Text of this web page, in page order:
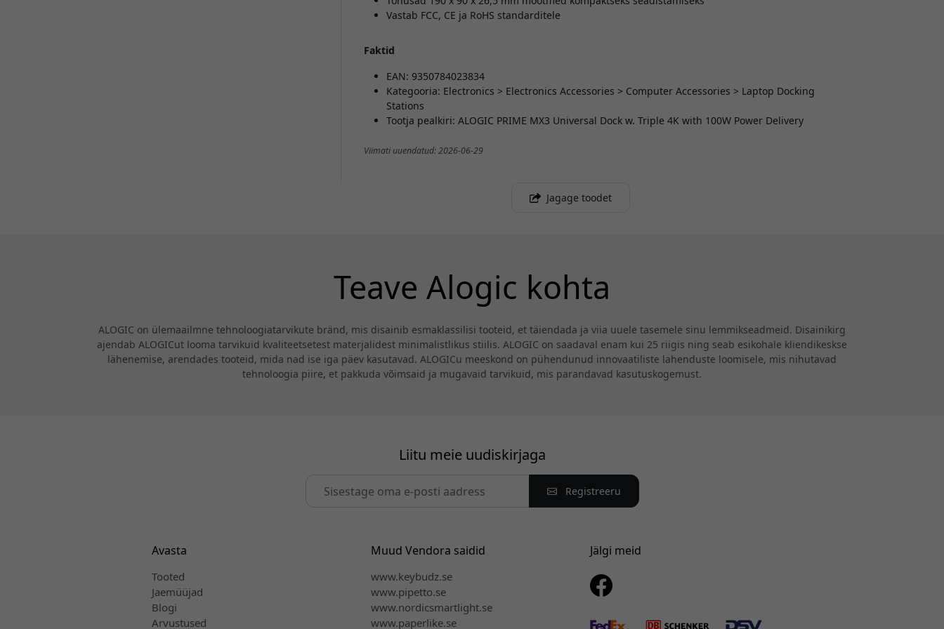
Vastab FCC, CE ja RoHS standarditele
Faktid
EAN: 9350784023834
Kategooria: Electronics > Electronics Accessories > Computer Accessories > Laptop Docking
Stations
Tootja pealkiri: ALOGIC PRIME MX3 Universal Dock w. Triple 4K with 100W Power Delivery
Viimati uuendatud: 2026-06-29
Jagage toodet
Teave Alogic kohta
ALOGIC on ülemaailmne tehnoloogiatarvikute bränd, mis disainib esmaklassilisi tooteid, et täiendada ja viia uuele tasemele sinu lemmikseadmeid. Disainikirg
ajendab ALOGICut looma tarvikuid kvaliteetsetest materjalidest minimalistlikus stiilis. ALOGIC on saadaval enam kui 25 riigis ning seab esikohale kliendikeskse
lähenemise, arendades tooteid, mida nad ise iga päev kasutavad. ALOGICu meeskond on pühendunud innovaatiliste lahenduste loomisele, mis nihutavad
tehnoloogia piire, et pakkuda võimsaid ja mugavaid tarvikuid, mis parandavad kasutuskogemust.
Liitu meie uudiskirjaga
Registreeru
Avasta
Tooted
Jaemüüjad
Blogi
Arvustused
Muud Vendora saidid
www.keybudz.se
www.pipetto.se
www.nordicsmartlight.se
www.paperlike.se
Jälgi meid